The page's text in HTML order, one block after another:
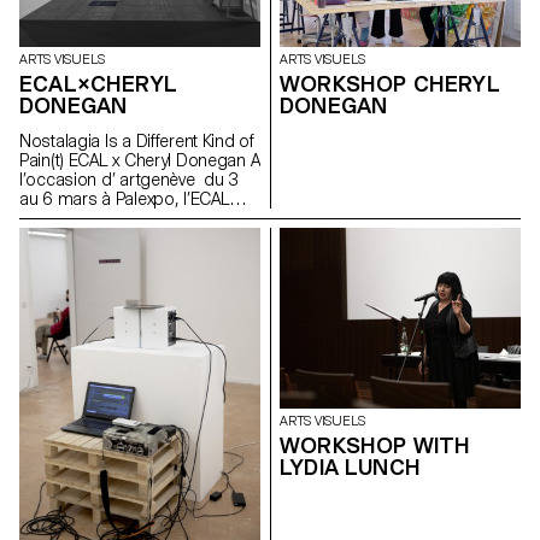
ARTS VISUELS
ECAL×CHERYL
DONEGAN
Nostalagia Is a Different Kind of
Pain(t) ECAL x Cheryl Donegan A
l’occasion d’ artgenève du 3
au 6 mars à Palexpo, l’ECAL
présente des projets
d’étudiant·e·s en Bachelor Arts
Visuels réalisés à l’occasion
américaine Cheryl Donegan .
Initié dans le cadre d'une
collaboration avec la Fondation
Art & Vie, dont la mission
s’articule autour du textile, cet
atelier avait pour objectif le
croisement entre les objets du
quotidien, la subversion des
processus artisanaux et les
gestes reproductifs. Réalisée
par des étudiant·e·s de la
première à la troisième année,
la sélection des œuvres
ARTS VISUELS
WORKSHOP CHERYL
DONEGAN
ARTS VISUELS
WORKSHOP WITH
LYDIA LUNCH